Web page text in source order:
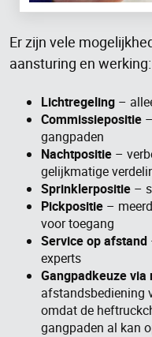
Er zijn vele
aansturing en werking:
Lichtregeling –
Commissiepositie
gangpaden
Nachtpositie –
gelijkmatige
Sprinklerpositie –
Pickpositie –
voor toegang
Service op afstand
experts
Gangpadkeuze
afstandsbediening
omdat de
gangpaden al kan